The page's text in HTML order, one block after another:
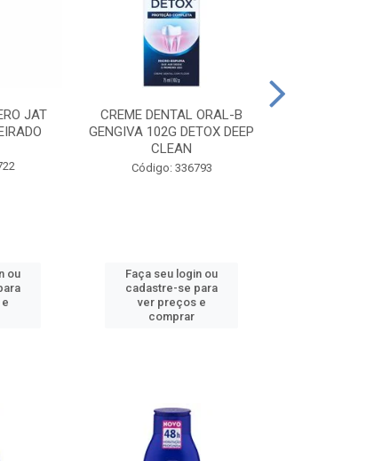
JAT
ou
CREME DENTAL ORAL-B
GENGIVA 102G DETOX DEEP
CLEAN
Código: 336793
Faça seu login ou
cadastre-se para
ver preços e
comprar